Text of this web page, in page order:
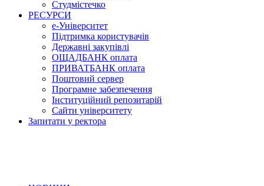
Студмістечко
РЕСУРСИ
е-Університет
Підтримка користувачів
Державні закупівлі
ОЩАДБАНК оплата
ПРИВАТБАНК оплата
Поштовий сервер
Програмне забезпечення
Інституційний репозитарій
Сайти університету
Запитати у ректора